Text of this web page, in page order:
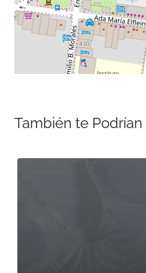
También te